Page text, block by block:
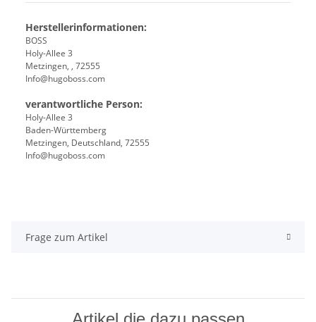
Herstellerinformationen:
BOSS
Holy-Allee 3
Metzingen, , 72555
Info@hugoboss.com
verantwortliche Person:
Holy-Allee 3
Baden-Württemberg
Metzingen, Deutschland, 72555
Info@hugoboss.com
Frage zum Artikel